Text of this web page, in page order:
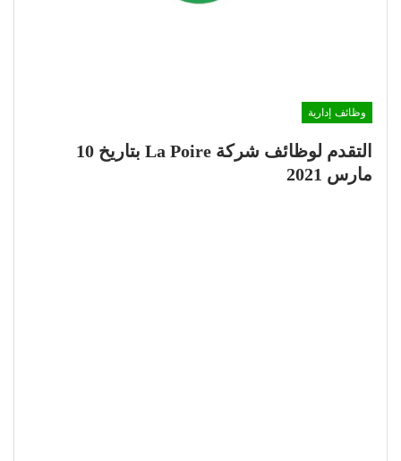
وظائف إدارية
التقدم لوظائف شركة La Poire بتاريخ 10
مارس 2021